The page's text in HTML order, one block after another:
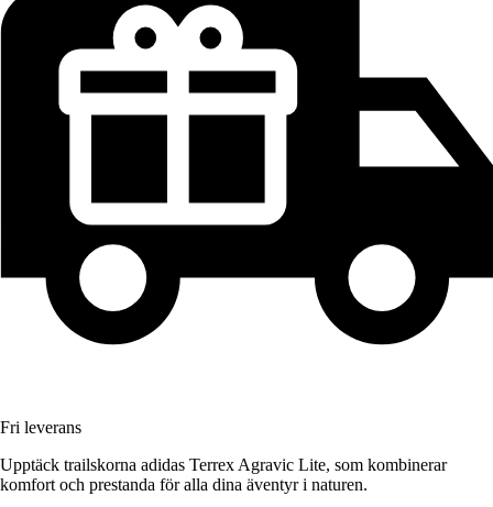
Fri leverans
Upptäck trailskorna adidas Terrex Agravic Lite, som kombinerar
komfort och prestanda för alla dina äventyr i naturen.